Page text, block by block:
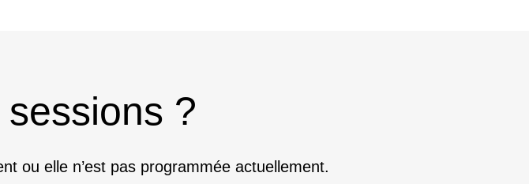
?
ou elle n’est pas programmée actuellement.